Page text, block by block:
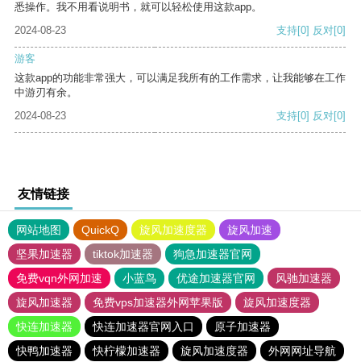
悉操作。我不用看说明书，就可以轻松使用这款app。
2024-08-23
支持[0] 反对[0]
游客
这款app的功能非常强大，可以满足我所有的工作需求，让我能够在工作
中游刃有余。
2024-08-23
支持[0] 反对[0]
友情链接
网站地图 QuickQ 旋风加速度器
旋风加速
坚果加速器
tiktok加速器
狗急加速器官网
免费vqn外网加速
小蓝鸟 优途加速器官网
风驰加速器
旋风加速器
免费vps加速器外网苹果版
旋风加速度器
快连加速器
快连加速器官网入口
原子加速器
快鸭加速器
快柠檬加速器 旋风加速度器
外网网址导航